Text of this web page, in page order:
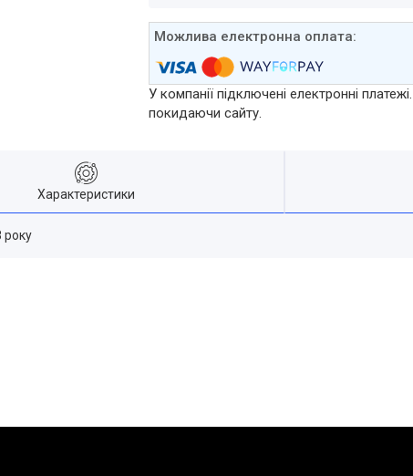
У компанії підключені електронні
покидаючи сайту.
Характеристики
року